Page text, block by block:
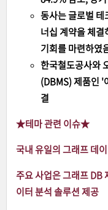
동사는 글로벌
너십 계약을 체
기회를 마련하였
한국철도공사와
(DBMS) 제품인 '
결
★테마 관련 이슈★
국내 유일의 그래프 데
주요 사업은 그래프 DB
이터 분석 솔루션 제공